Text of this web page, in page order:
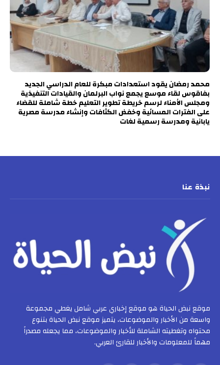
محمد رمضان يقود استعدادات مبكرة للعام الدراسي الجديد
بفاقوس لقاء موسع يجمع نواب البرلمان والقيادات التنفيذية
ومجلس الأمناء لرسم خريطة تطوير التعليم خطة شاملة للقضاء
على الفترات المسائية وخفض الكثافات وإنشاء مدرسة مصرية
يابانية ومدرسة رسمية لغات
نبذة عنا
موقع نبض الحياة هو موقع إخباري عربي شامل يغطي مجموعة
واسعة من الأخبار والموضوعات، يتميز موقع نبض الحياة بتنوع
محتواه وتغطيته الشاملة للأخبار والموضوعات، مما يجعله مصدراً
مهماً للمعلومات والأخبار للقارئ العربي.